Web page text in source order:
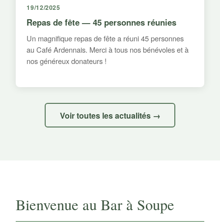
19/12/2025
Repas de fête — 45 personnes réunies
Un magnifique repas de fête a réuni 45 personnes
au Café Ardennais. Merci à tous nos bénévoles et à
nos généreux donateurs !
Voir toutes les actualités →
Bienvenue au Bar à Soupe